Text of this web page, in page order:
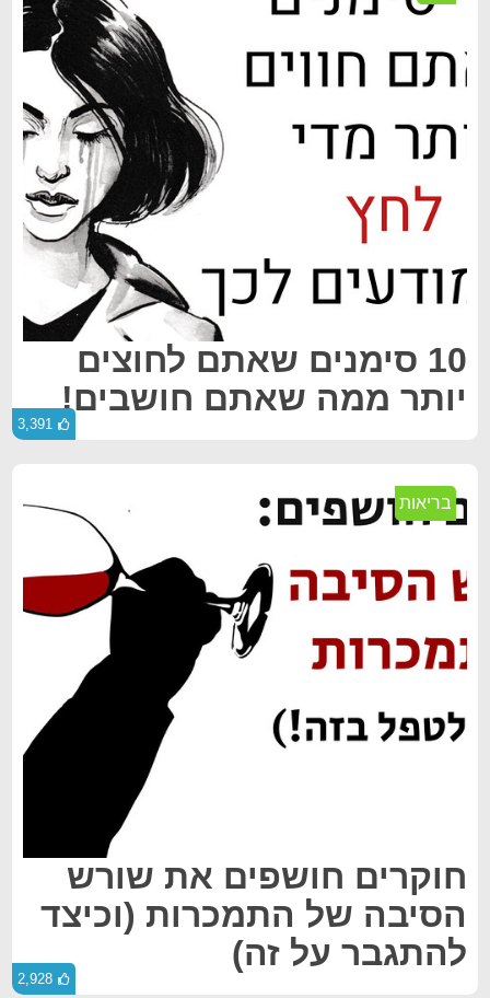
10 סימנים שאתם לחוצים
יותר ממה שאתם חושבים!
3,391
בריאות
חוקרים חושפים את שורש
הסיבה של התמכרות (וכיצד
להתגבר על זה)
2,928